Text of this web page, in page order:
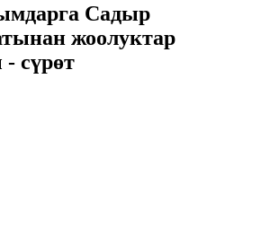
Садыр
жоолуктар
сүрөт